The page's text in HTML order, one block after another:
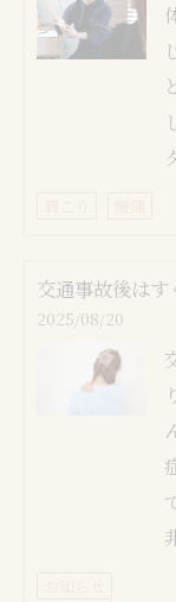
交通事故後は
2025/08/20